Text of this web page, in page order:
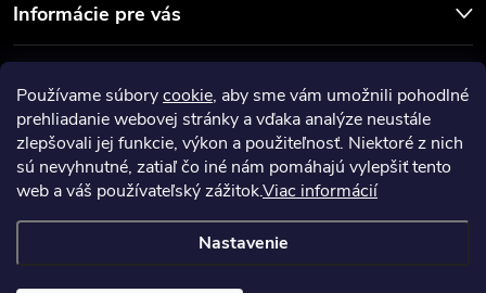
Používame súborycookie, aby sme vám umožnili pohodlné
prehliadanie webovej stránky a vďaka analýze neustále
zlepšovali jej funkcie, výkon a použiteľnosť. Niektoré z nich
sú nevyhnutné, zatiaľ čo iné nám pomáhajú vylepšiť tento
web a váš používateľský zážitok.Viac informácií
Nastavenie
Informácie pre vás
Prijímame online platby